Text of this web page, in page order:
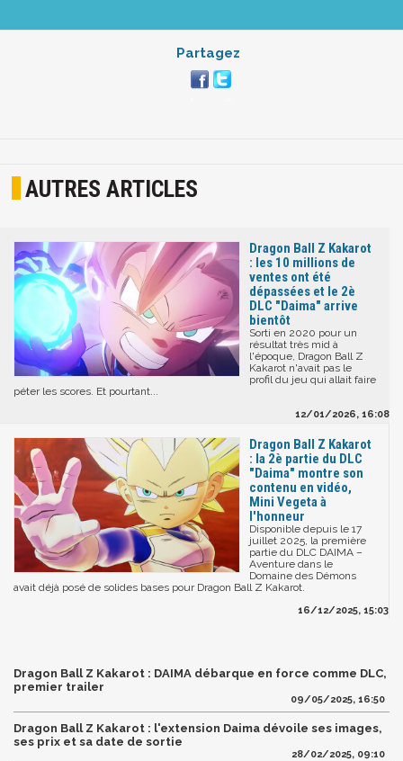
Partagez
AUTRES ARTICLES
Dragon Ball Z Kakarot
: les 10 millions de
ventes ont été
dépassées et le 2è
DLC "Daima" arrive
bientôt
Sorti en 2020 pour un
résultat très mid à
l'époque, Dragon Ball Z
Kakarot n'avait pas le
profil du jeu qui allait faire
péter les scores. Et pourtant...
12/01/2026, 16:08
Dragon Ball Z Kakarot
: la 2è partie du DLC
"Daima" montre son
contenu en vidéo,
Mini Vegeta à
l'honneur
Disponible depuis le 17
juillet 2025, la première
partie du DLC DAIMA –
Aventure dans le
Domaine des Démons
avait déjà posé de solides bases pour Dragon Ball Z Kakarot.
16/12/2025, 15:03
Dragon Ball Z Kakarot : DAIMA débarque en force comme DLC,
premier trailer
09/05/2025, 16:50
Dragon Ball Z Kakarot : l'extension Daima dévoile ses images,
ses prix et sa date de sortie
28/02/2025, 09:10